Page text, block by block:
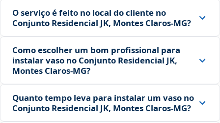
O serviço é feito no local do cliente no
Conjunto Residencial JK, Montes Claros‑MG?
Como escolher um bom profissional para
instalar vaso no Conjunto Residencial JK,
Montes Claros‑MG?
Quanto tempo leva para instalar um vaso no
Conjunto Residencial JK, Montes Claros‑MG?